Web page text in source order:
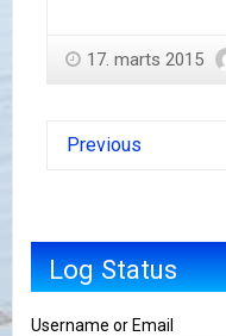
17. marts 2015
Previous
Log Status
Username or Email